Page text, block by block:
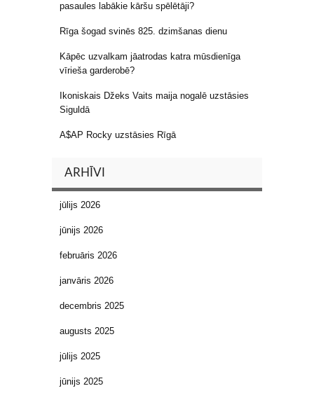
pasaules labākie kāršu spēlētāji?
Rīga šogad svinēs 825. dzimšanas dienu
Kāpēc uzvalkam jāatrodas katra mūsdienīga
vīrieša garderobē?
Ikoniskais Džeks Vaits maija nogalē uzstāsies
Siguldā
A$AP Rocky uzstāsies Rīgā
ARHĪVI
jūlijs 2026
jūnijs 2026
februāris 2026
janvāris 2026
decembris 2025
augusts 2025
jūlijs 2025
jūnijs 2025